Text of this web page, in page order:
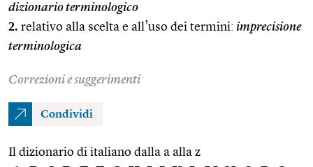
dizionario terminologico
2. relativo alla scelta e all’uso dei termini: imprecisione
terminologica
Correzioni e suggerimenti
Condividi
Il dizionario di italiano dalla a alla z